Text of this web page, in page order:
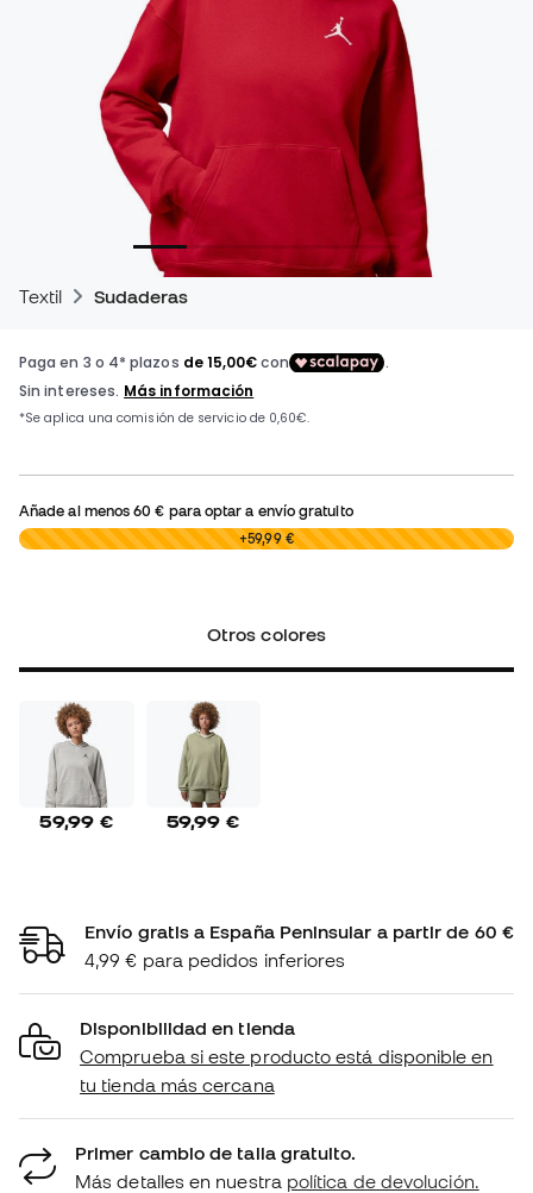
Textil Sudaderas
Añade al menos60 € para optar a envío gratuito
0,00 € +59,99 €
Otros colores
59,99 € 59,99 €
Envío gratis a España Peninsular a partir de 60 €
4,99 € para pedidos inferiores
Disponibilidad en tienda
Comprueba si este producto está disponible en
tu tienda más cercana
Primer cambio de talla gratuito.
Más detalles en nuestra política de devolución.